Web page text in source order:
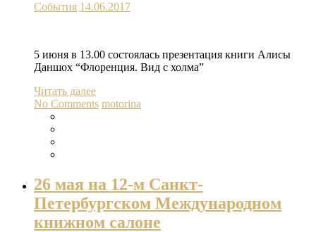
События 14.06.2017
5 июня в 13.00 состоялась презентация книги Алисы
Даншох “Флоренция. Вид с холма”
Читать далее
No Comments motorina
26 мая на 12-м Санкт-
Петербургском Международном
книжном салоне